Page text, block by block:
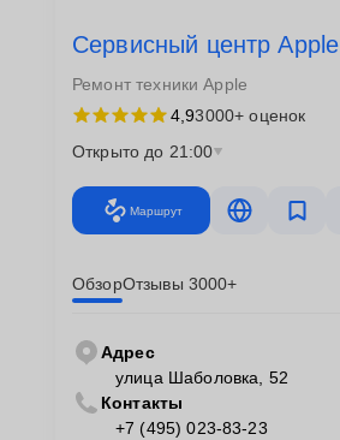
Сервисный центр Apple
Ремонт техники Apple
4,93000+ оценок
Открыто до 21:00
Маршрут
ОбзорОтзывы 3000+
Адрес
улица Шаболовка, 52
Контакты
+7 (495) 023-83-23